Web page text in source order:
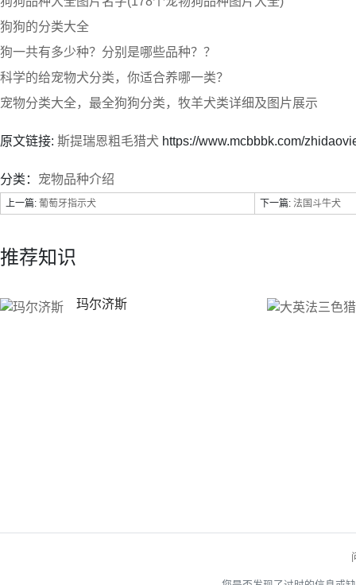
狗狗的分类大全
狗一共有多少种？分别是哪些品种？？
科学的给宠物犬分类，你适合养哪一类？
宠物分类大全，最全狗狗分类，牧羊犬类详细及图片展示
原文链接: 斯提瑞恩粗毛猎犬 https://www.mcbbbk.com/
分类： 宠物品种介绍
上一篇: 葡萄牙指示犬 下一篇: 法国斗牛犬
推荐知识
玛尔济斯